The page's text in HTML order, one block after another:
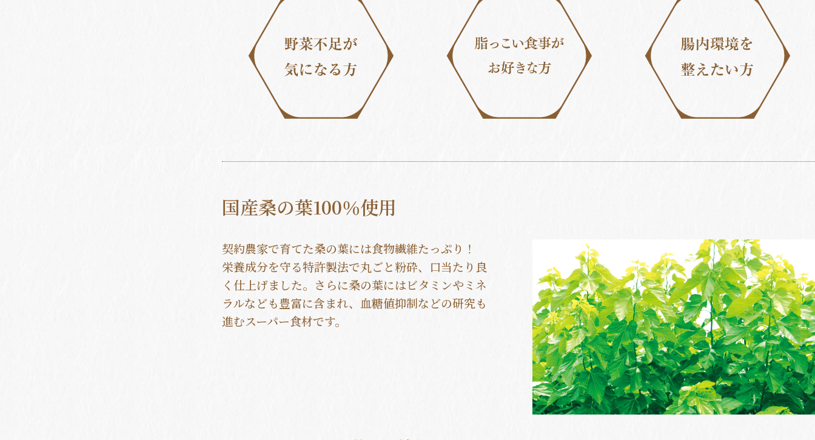
国産桑の葉100％使用
契約農家で育てた桑の葉には食物繊維たっぷり！
栄養成分を守る特許製法で丸ごと粉砕、口当たり良
く仕上げました。さらに桑の葉にはビタミンやミネ
ラルなども豊富に含まれ、血糖値抑制などの研究も
進むスーパー食材です。